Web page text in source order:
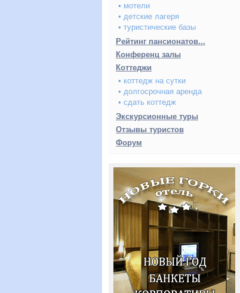
• мотели
• детские лагеря
• туристические базы
Рейтинг пансионатов...
Конференц залы
Коттеджи
• коттедж на сутки
• долгосрочная аренда
• сдать коттедж
Экскурсионные туры
Отзывы туристов
Форум